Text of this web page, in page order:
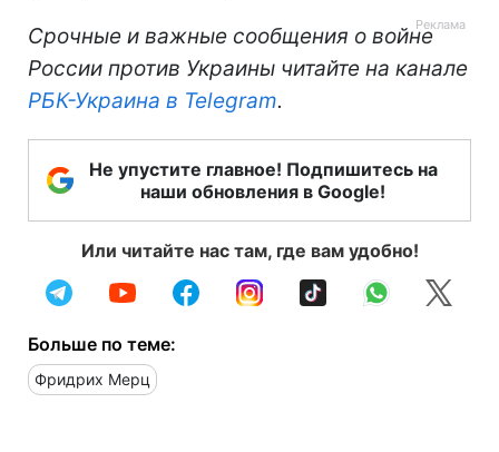
Срочные и важные сообщения о войне
России против Украины читайте на канале
РБК-Украина в Telegram.
Не упустите главное! Подпишитесь на
наши обновления в Google!
Или читайте нас там, где вам удобно!
Больше по теме:
Фридрих Мерц